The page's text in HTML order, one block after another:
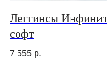
Леггинсы
софт
7 555 р.